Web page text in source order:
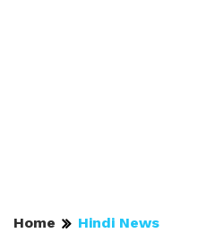
Home Hindi News